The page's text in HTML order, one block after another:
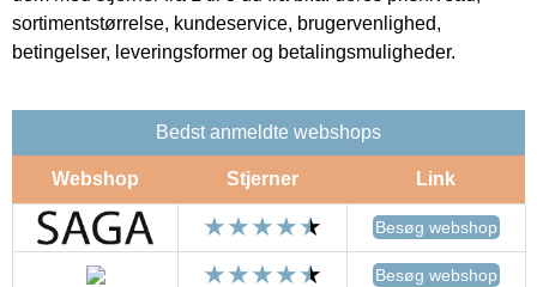
sortimentstørrelse, kundeservice, brugervenlighed,
betingelser, leveringsformer og betalingsmuligheder.
Bedst anmeldte webshops
Webshop Stjerner Link
Besøg webshop
Besøg webshop